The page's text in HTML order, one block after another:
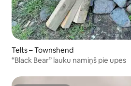
Telts – Townshend
“Black Bear” lauku namiņš pie upes